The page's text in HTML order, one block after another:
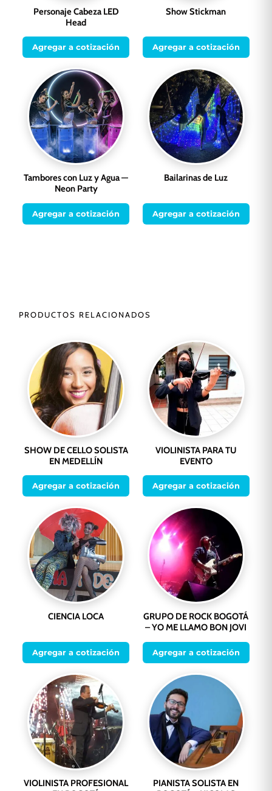
Personaje Cabeza LED
Head
Agregar a cotización
Show Stickman
Agregar a cotización
Tambores con Luz y Agua —
Neon Party
Agregar a cotización
Bailarinas de Luz
Agregar a cotización
PRODUCTOS RELACIONADOS
SHOW DE CELLO SOLISTA
EN MEDELLÍN
Agregar a cotización
VIOLINISTA PARA TU
EVENTO
Agregar a cotización
CIENCIA LOCA
Agregar a cotización
GRUPO DE ROCK BOGOTÁ
– YO ME LLAMO BON JOVI
Agregar a cotización
VIOLINISTA PROFESIONAL
PIANISTA SOLISTA EN